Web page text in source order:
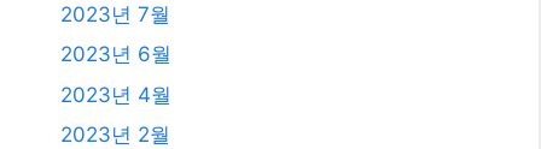
2023년 7월
2023년 6월
2023년 4월
2023년 2월